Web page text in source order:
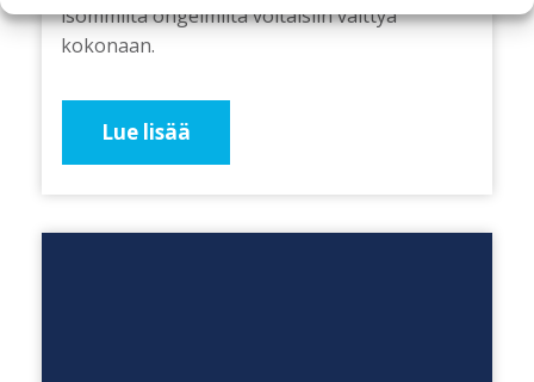
isommilta ongelmilta voitaisiin välttyä
kokonaan.
Lue lisää